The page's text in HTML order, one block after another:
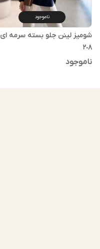
ناموجود
شومیز لینن جلو بسته سرمه ای
٢٠٨
ناموجود